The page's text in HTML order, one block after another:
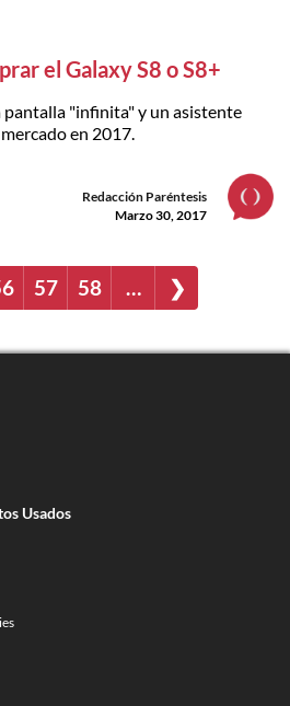
el Galaxy S8 o S8+
pantalla "infinita" y un asistente
en 2017.
Redacción Paréntesis
Marzo 30, 2017
57 58 … ❯
Usados